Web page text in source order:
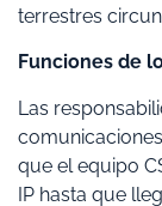
terrestres
Funciones de
Las
que el equipo
IP hasta que